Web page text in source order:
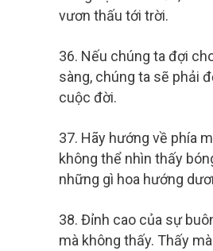
vươn thấu tới trời.
36. Nếu chúng ta đợi
sàng, chúng ta sẽ phải
cuộc đời.
37. Hãy hướng về phía
không thể nhìn thấy
những gì hoa hướng
38. Đỉnh cao của sự
mà không thấy. Thấy